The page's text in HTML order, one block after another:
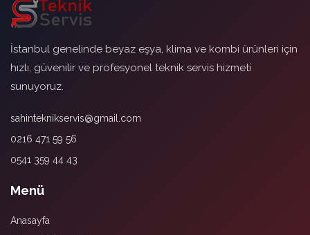
İstanbul genelinde beyaz eşya, klima ve kombi ürünleri için
hızlı, güvenilir ve profesyonel teknik servis hizmeti
sunuyoruz.
sahinteknikservis@gmail.com
0216 471 59 56
0541 359 44 43
Menü
Anasayfa